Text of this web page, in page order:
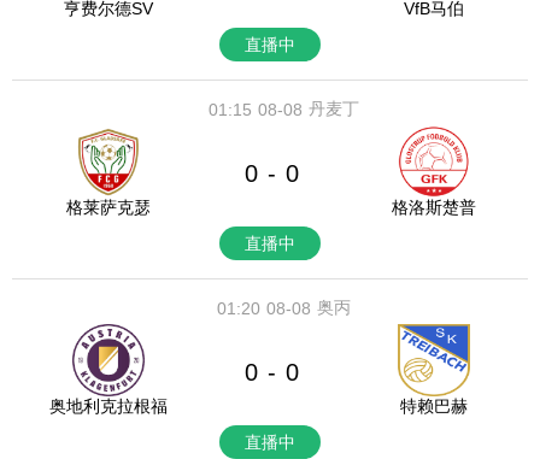
亨费尔德SV
VfB马伯
直播中
08-08
01:15 丹麦丁
格莱萨克瑟
0 - 0
格洛斯楚普
直播中
08-08
01:20 奥丙
奥地利克拉根福
0 - 0
特赖巴赫
直播中